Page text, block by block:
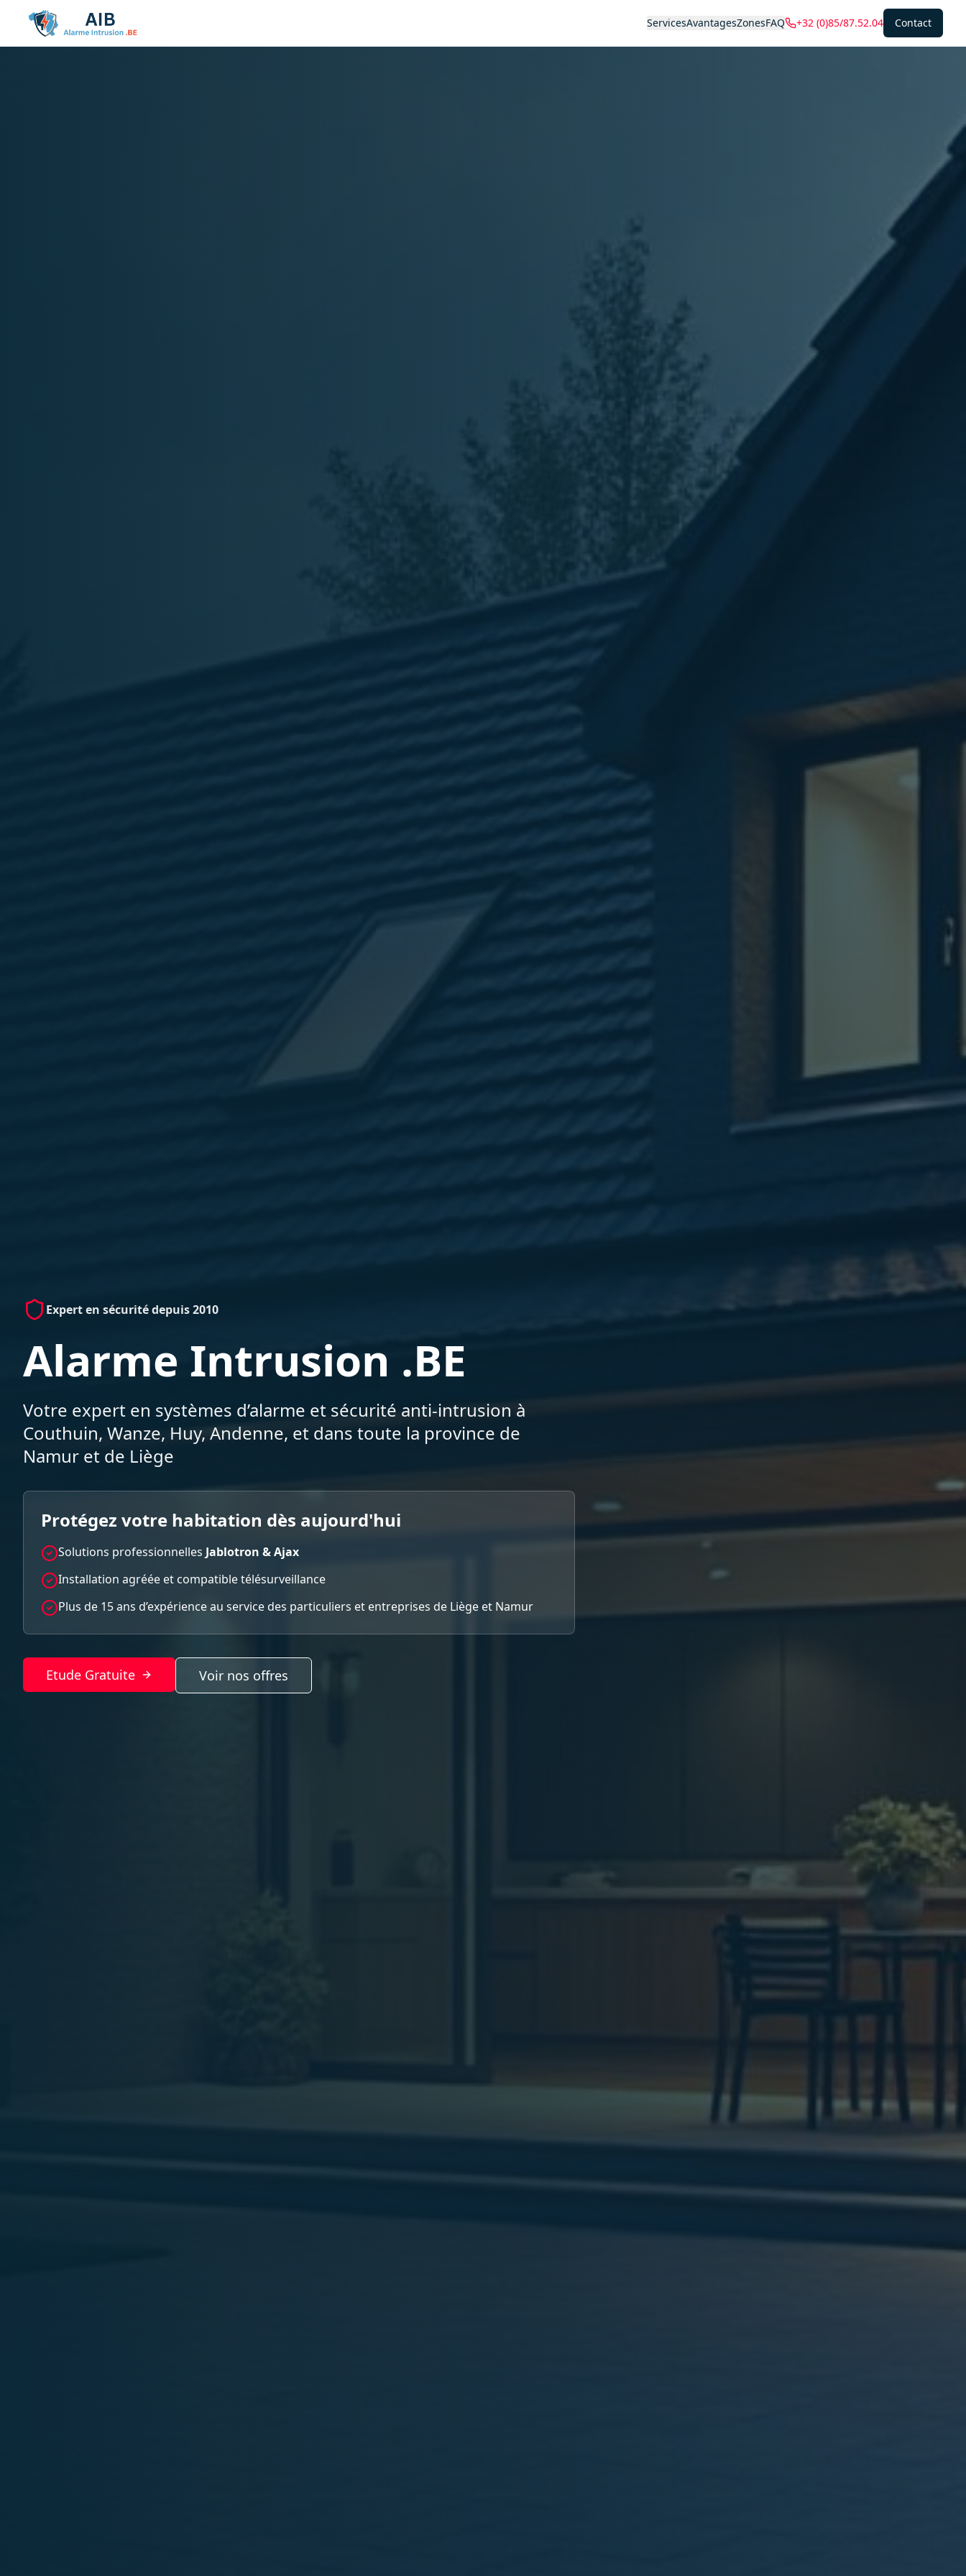
ServicesAvantagesZonesFAQ +32 (0)85/87.52.04 Contact
Expert en sécurité depuis 2010
Alarme Intrusion .BE
Votre expert en systèmes d’alarme et sécurité anti-intrusion à
Couthuin, Wanze, Huy, Andenne, et dans toute la province de
Namur et de Liège
Protégez votre habitation dès aujourd'hui
Solutions professionnelles Jablotron & Ajax
Installation agréée et compatible télésurveillance
Plus de 15 ans d’expérience au service des particuliers et entreprises de Liège et Namur
Etude Gratuite Voir nos offres